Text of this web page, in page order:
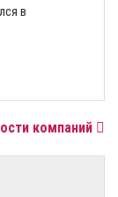
в
компаний